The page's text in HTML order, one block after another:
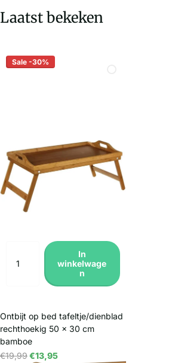
Laatst bekeken
Sale -30%
In
winkelwage
n
Ontbijt op bed tafeltje/dienblad
rechthoekig 50 x 30 cm
bamboe
€19,99€13,95